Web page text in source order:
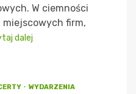
W ciemności
firm,
dalej
WYDARZENIA